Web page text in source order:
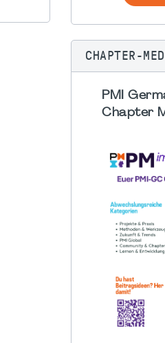
CHAPTER-
PMI
Chapter